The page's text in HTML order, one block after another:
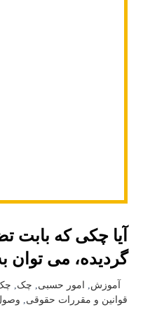
آیا چکی که بابت
گردیده، می توان
آموزش امور حسبی چک
قوانین و مقررات حقوقی